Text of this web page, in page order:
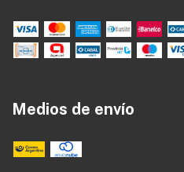
Medios de envío